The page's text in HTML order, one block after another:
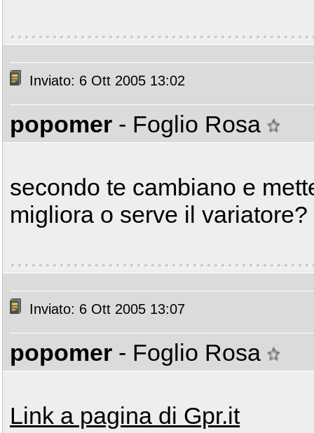
Inviato: 6 Ott 2005 13:02
popomer - Foglio Rosa
secondo te cambiano e
migliora o serve il
Inviato: 6 Ott 2005 13:07
popomer - Foglio Rosa
Link a pagina di Gpr.it